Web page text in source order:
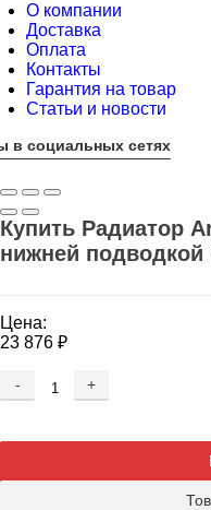
О компании
Доставка
Оплата
Контакты
Гарантия на товар
Статьи и новости
в социальных сетях
Купить Радиатор
нижней
Цена:
23 876 ₽
-
+